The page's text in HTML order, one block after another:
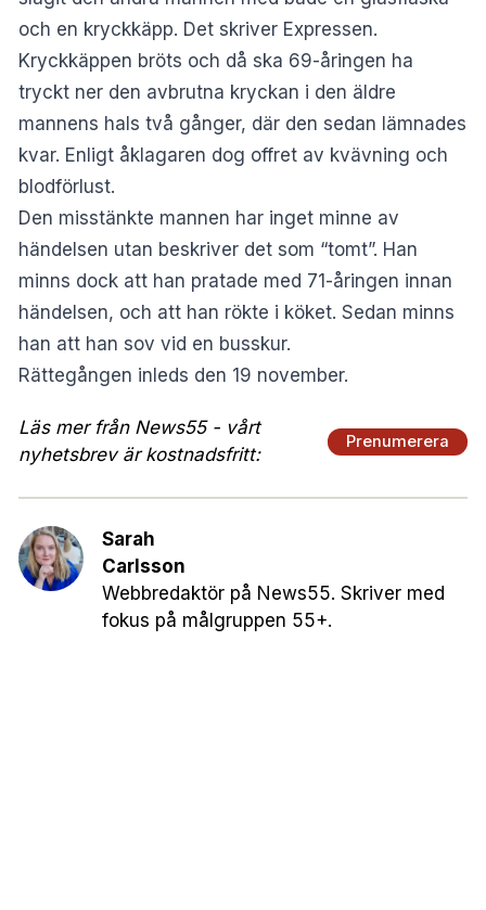
och en kryckkäpp. Det skriver Expressen.
Kryckkäppen bröts och då ska 69-åringen ha
tryckt ner den avbrutna kryckan i den äldre
mannens hals två gånger, där den sedan lämnades
kvar. Enligt åklagaren dog offret av kvävning och
blodförlust.
Den misstänkte mannen har inget minne av
händelsen utan beskriver det som “tomt”. Han
minns dock att han pratade med 71-åringen innan
händelsen, och att han rökte i köket. Sedan minns
han att han sov vid en busskur.
Rättegången inleds den 19 november.
Läs mer från News55 - vårt
nyhetsbrev är kostnadsfritt:
Prenumerera
Sarah
Carlsson
Webbredaktör på News55. Skriver med
fokus på målgruppen 55+.